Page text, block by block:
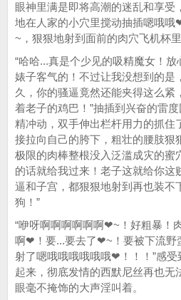
眼神里满是即将高潮的迷乱和享受
地在人家的小穴里搅动抽插嗯哦
~，狠狠地射到面前的肉穴飞机杯
“哈哈...真是个少见的吸精魔女！
婊子客气的！不过让我没想到的是
久，你的骚逼竟然还能夹得这么紧
着老子的鸡巴！”抽插到兴奋的雷
精冲动，双手伸出栏杆用力的抓住
接拉向自己的胯下，粗壮的腰肢狠
极限的肉棒整根没入泛滥成灾的蜜
的话就给我过来！老子这就给你这
逼和子宫，都狠狠地射到再也装不
狗！”
“咿呀啊啊啊啊啊啊❤~！好粗暴！
啊❤！要...要去了❤~！要被下流野
射了嗯哦哦哦哦哦哦❤！！！”感
起来，彻底发情的西默尼丝再也无
眼毫不掩饰的大声淫叫着。